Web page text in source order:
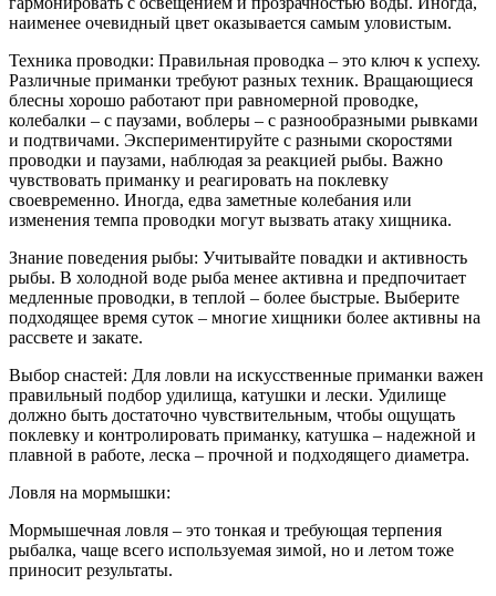
наименее очевидный цвет оказывается самым уловистым.
Техника проводки: Правильная проводка – это ключ к успеху.
Различные приманки требуют разных техник. Вращающиеся
блесны хорошо работают при равномерной проводке,
колебалки – с паузами, воблеры – с разнообразными рывками
и подтвичами. Экспериментируйте с разными скоростями
проводки и паузами, наблюдая за реакцией рыбы. Важно
чувствовать приманку и реагировать на поклевку
своевременно. Иногда, едва заметные колебания или
изменения темпа проводки могут вызвать атаку хищника.
Знание поведения рыбы: Учитывайте повадки и активность
рыбы. В холодной воде рыба менее активна и предпочитает
медленные проводки, в теплой – более быстрые. Выберите
подходящее время суток – многие хищники более активны на
рассвете и закате.
Выбор снастей: Для ловли на искусственные приманки важен
правильный подбор удилища, катушки и лески. Удилище
должно быть достаточно чувствительным, чтобы ощущать
поклевку и контролировать приманку, катушка – надежной и
плавной в работе, леска – прочной и подходящего диаметра.
Ловля на мормышки:
Мормышечная ловля – это тонкая и требующая терпения
рыбалка, чаще всего используемая зимой, но и летом тоже
приносит результаты.